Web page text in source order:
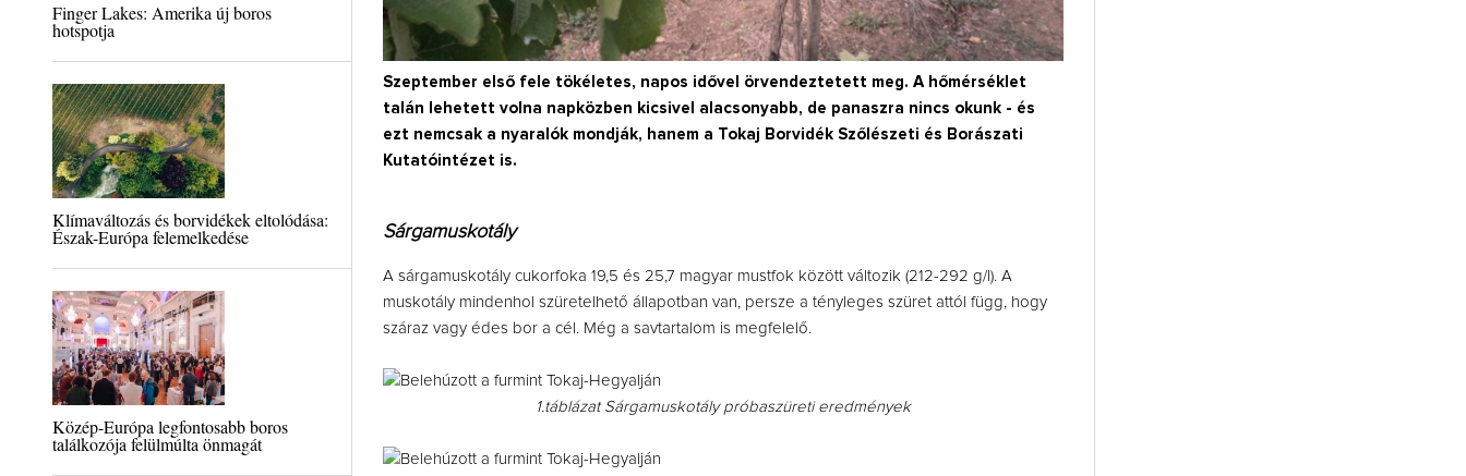
Finger Lakes: Amerika új boros
hotspotja
Klímaváltozás és borvidékek eltolódása:
Észak-Európa felemelkedése
Közép-Európa legfontosabb boros
találkozója felülmúlta önmagát
Szeptember első fele tökéletes, napos idővel örvendeztetett meg. A hőmérséklet
talán lehetett volna napközben kicsivel alacsonyabb, de panaszra nincs okunk - és
ezt nemcsak a nyaralók mondják, hanem a Tokaj Borvidék Szőlészeti és Borászati
Kutatóintézet is.
Sárgamuskotály
A sárgamuskotály cukorfoka 19,5 és 25,7 magyar mustfok között változik (212-292 g/l). A
muskotály mindenhol szüretelhető állapotban van, persze a tényleges szüret attól függ, hogy
száraz vagy édes bor a cél. Még a savtartalom is megfelelő.
1.táblázat Sárgamuskotály próbaszüreti eredmények